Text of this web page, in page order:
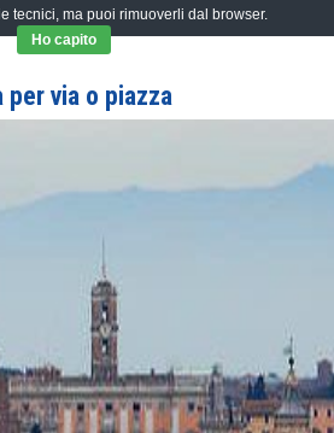
per via o piazza
tecnici, ma puoi rimuoverli dal browser.
Ho capito